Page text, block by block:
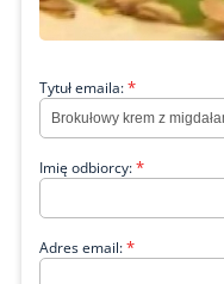
Tytuł emaila:*
Imię odbiorcy:*
Adres email:*